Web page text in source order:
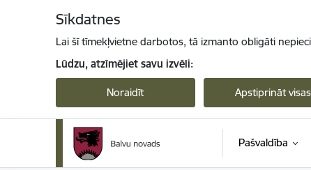
Sīkdatnes
Lai šī tīmekļvietne darbotos, tā izmanto obligāti
Lūdzu, atzīmējiet savu izvēli:
Noraidīt Apstiprināt visas
Pašvaldība